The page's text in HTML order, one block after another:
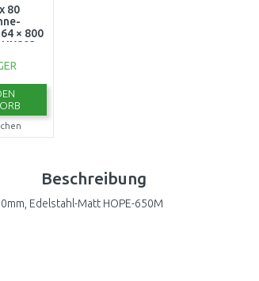
80
× 800
Beschreibung
Edelstahl-Matt HOPE-650M